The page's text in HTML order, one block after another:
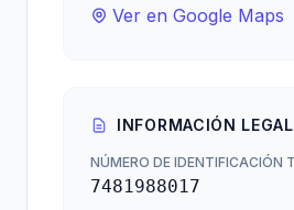
Ver en Google Maps
INFORMACIÓN LEGAL
NÚMERO DE IDENTIFICACIÓN
7481988017